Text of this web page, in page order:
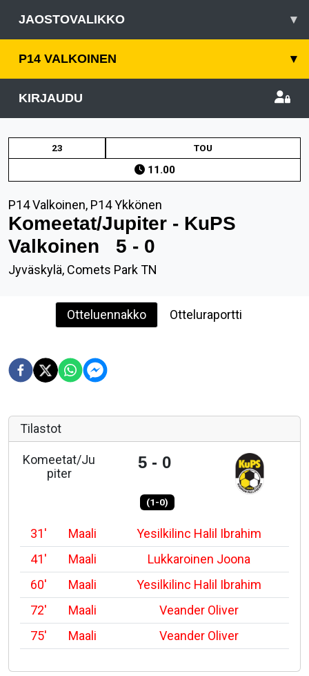
JAOSTOVALIKKO ▾
P14 VALKOINEN ▾
KIRJAUDU
23 TOU
11.00
P14 Valkoinen, P14 Ykkönen
Komeetat/Jupiter - KuPS
Valkoinen 5 - 0
Jyväskylä, Comets Park TN
Otteluennakko Otteluraportti
Tilastot
Komeetat/Ju
piter
5 - 0
(1-0)
31' Maali
Yesilkilinc Halil Ibrahim
41'
Maali
Lukkaroinen Joona
60'
Maali
Yesilkilinc Halil Ibrahim
72'
Maali
Veander Oliver
75'
Maali Veander Oliver